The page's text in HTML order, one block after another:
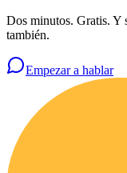
Dos minutos. Gratis. Y
también.
Empezar a hablar